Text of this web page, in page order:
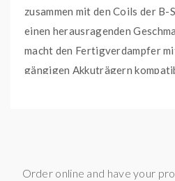
zusammen mit den Coils der
einen herausragenden
macht den Fertigverdampfer
gängigen Akkuträgern
- 1 x B-Series Coil 0,6 Ohm
Order online and have your